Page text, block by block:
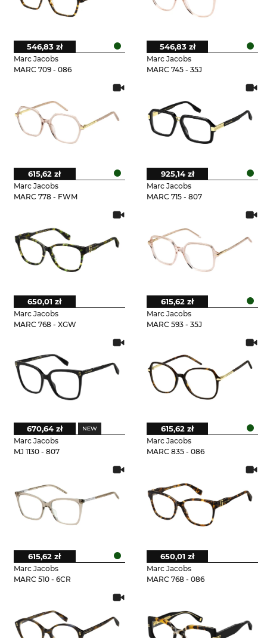
Marc Jacobs
MARC 709 - 086
546,83 zł
Marc Jacobs
MARC 745 - 35J
546,83 zł
Marc Jacobs
MARC 778 - FWM
615,62 zł
Marc Jacobs
MARC 715 - 807
925,14 zł
Marc Jacobs
MARC 768 - XGW
650,01 zł
Marc Jacobs
MARC 593 - 35J
615,62 zł
Marc Jacobs
MJ 1130 - 807
670,64 zł
Marc Jacobs
MARC 835 - 086
615,62 zł
Marc Jacobs
MARC 510 - 6CR
615,62 zł
Marc Jacobs
MARC 768 - 086
650,01 zł